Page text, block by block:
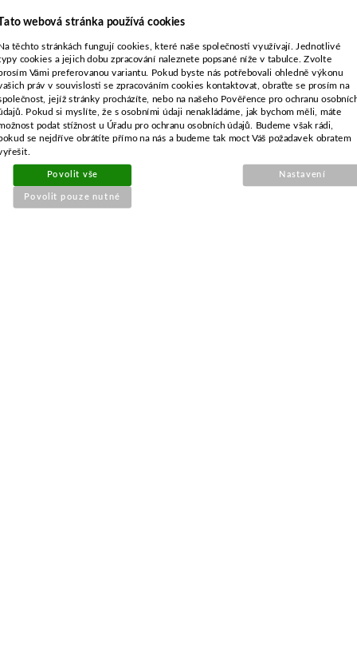
SOUVISEJÍCÍ PRODUKTY
Gufero pro Husqvarna 445,450
webová stránka používá cookies
těchto stránkách fungují cookies, které naše společnosti využívají. Jednotlivé
cookies a jejich dobu zpracování naleznete popsané níže v tabulce. Zvolte
Vámi preferovanou variantu. Pokud byste nás potřebovali ohledně výkonu
práv v souvislosti se zpracováním cookies kontaktovat, obraťte se prosím na
jejíž stránky procházíte, nebo na našeho Pověřence pro ochranu
Pokud si myslíte, že s osobními údaji nenakládáme, jak bychom měli, máte
podat stížnost u Úřadu pro ochranu osobních údajů. Budeme však rádi,
se nejdříve obrátíte přímo na nás a budeme tak moct Váš požadavek obratem
Povolit vše
Povolit pouze nutné
Nastavení